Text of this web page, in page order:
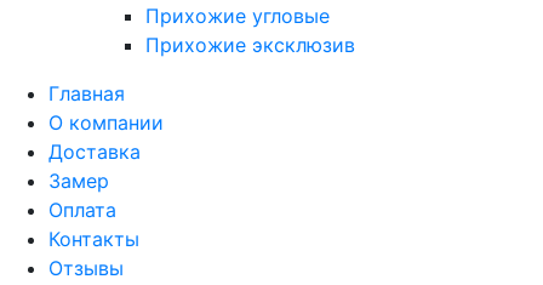
Прихожие угловые
Прихожие эксклюзив
Главная
О компании
Доставка
Замер
Оплата
Контакты
Отзывы